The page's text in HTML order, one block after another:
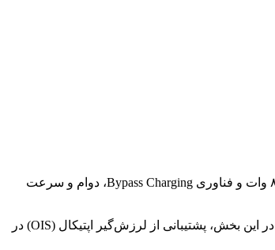
هر دو گوشی از نمایشگر ۶.۸ اینچی LTPS OLED با وضوح ۱.۵K و نرخ نوسازی ۱۲۰ هرتز بهره می‌برند. باتری ۷۰۰۰ میلی‌آمپری با پشتیبانی از شارژ سریع ۸۰ وات و فناوری Bypass Charging، دوام و سرعت
در بخش دوربین، هر دو مدل به سنسور اصلی ۵۰ مگاپیکسلی و سنسور دوم ۲ مگاپیکسلی مجهز هستند. دوربین سلفی نیز ۱۶ مگاپیکسلی است. تفاوت مهم در این بخش، پشتیبانی از لرزش‌گیر اپتیکال (OIS) در